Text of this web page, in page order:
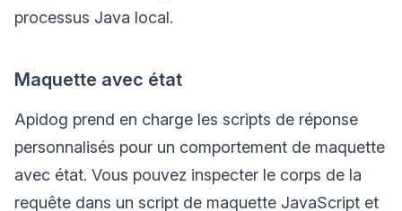
processus Java local.
Maquette avec état
Apidog prend en charge les scripts de réponse
personnalisés pour un comportement de maquette
avec état. Vous pouvez inspecter le corps de la
requête dans un script de maquette JavaScript et